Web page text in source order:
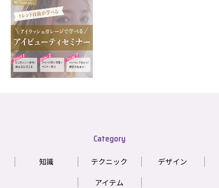
Category
知識 テクニック デザイン
アイテム